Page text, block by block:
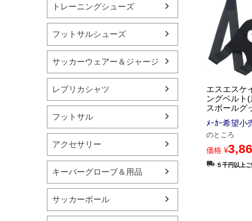
トレーニングシューズ
フットサルシューズ
サッカーウェアー＆ジャージ
レプリカシャツ
フットサル
アクセサリー
キーパーグローブ＆用品
サッカーボール
エスエスケ
ングベルト
スボールグ
ﾒｰｶｰ希望小
のところ
価格 ¥
５千円以上